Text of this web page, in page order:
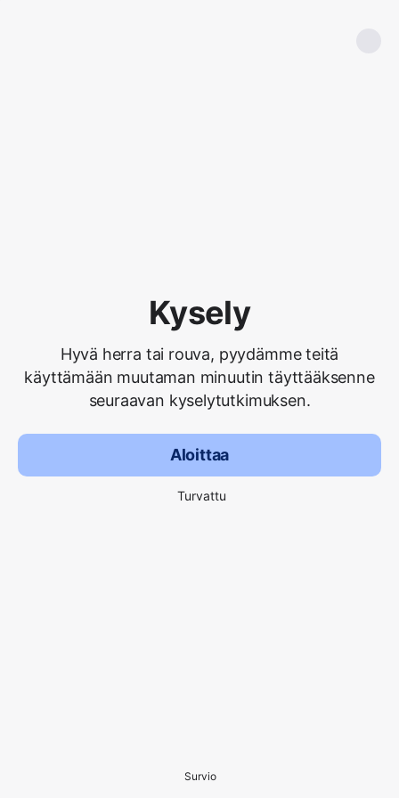
Kysely
Hyvä herra tai rouva, pyydämme teitä
käyttämään muutaman minuutin täyttääksenne
seuraavan kyselytutkimuksen.
Aloittaa
Turvattu
Survio